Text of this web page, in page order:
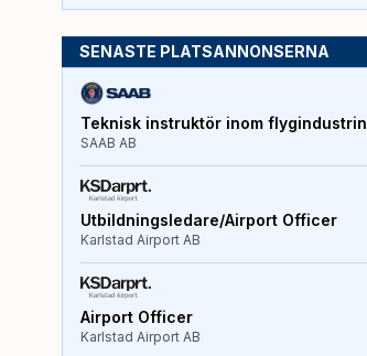
SENASTE PLATSANNONSERNA
Teknisk instruktör inom flygindustrin
SAAB AB
Utbildningsledare/Airport Officer
Karlstad Airport AB
Airport Officer
Karlstad Airport AB